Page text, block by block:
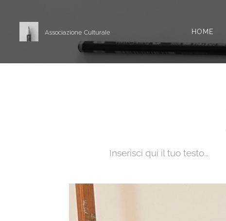
Associazione Culturale HOME
Inserisci qui il tuo testo...